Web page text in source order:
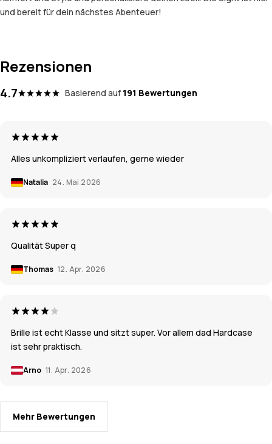
und bereit für dein nächstes Abenteuer!
Rezensionen
4.7 Basierend auf 191 Bewertungen
Alles unkompliziert verlaufen, gerne wieder
Natalia 24. Mai 2026
Qualität Super q
Thomas 12. Apr. 2026
Brille ist echt Klasse und sitzt super. Vor allem dad Hardcase
ist sehr praktisch.
Arno 11. Apr. 2026
Mehr Bewertungen